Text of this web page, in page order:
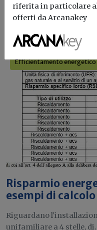
I più letti
Efficientamento energetico
Risparmio
esempi di
Riguardano
unifamiliare a 4 stelle,
riferita in particolare
offerti da Arcanakey